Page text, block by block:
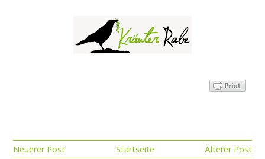
Neuerer Post Älterer Post
Startseite